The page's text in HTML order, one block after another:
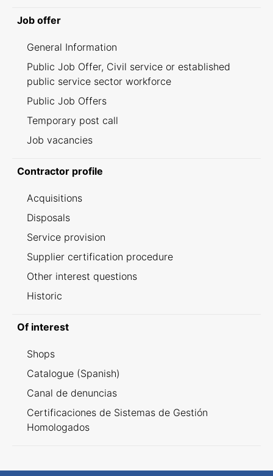
Job offer
General Information
Public Job Offer, Civil service or established
public service sector workforce
Public Job Offers
Temporary post call
Job vacancies
Contractor profile
Acquisitions
Disposals
Service provision
Supplier certification procedure
Other interest questions
Historic
Of interest
Shops
Catalogue (Spanish)
Canal de denuncias
Certificaciones de Sistemas de Gestión
Homologados